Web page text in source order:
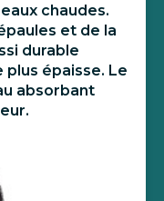
chaudes.
et de la
durable
plus épaisse. Le
absorbant